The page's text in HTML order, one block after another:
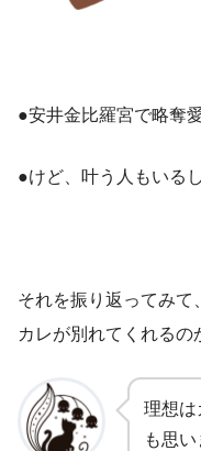
●安井金比羅宮で略奪
●けど、叶う人もいる
それを振り返ってみ
カレが別れてくれるの
理想は
も思